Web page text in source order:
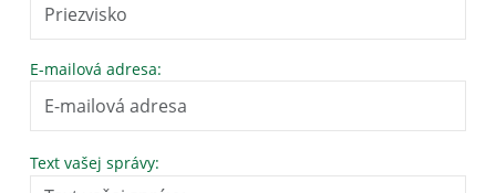
E-mailová adresa:
Text vašej správy: